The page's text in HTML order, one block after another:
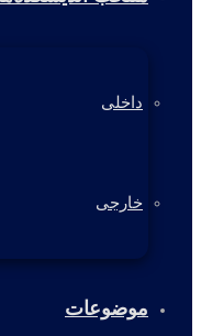
داخلی
خارجی
موضوعات